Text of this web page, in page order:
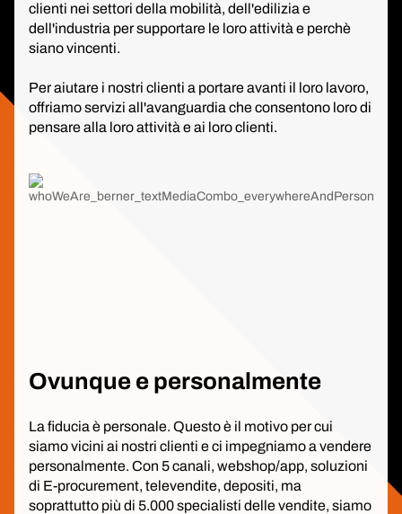
clienti nei settori della mobilità, dell'edilizia e
dell'industria per supportare le loro attività e perchè
siano vincenti.
Per aiutare i nostri clienti a portare avanti il loro lavoro,
offriamo servizi all'avanguardia che consentono loro di
pensare alla loro attività e ai loro clienti.
Ovunque e personalmente
La fiducia è personale. Questo è il motivo per cui
siamo vicini ai nostri clienti e ci impegniamo a vendere
personalmente. Con 5 canali, webshop/app, soluzioni
di E-procurement, televendite, depositi, ma
soprattutto più di 5.000 specialisti delle vendite, siamo